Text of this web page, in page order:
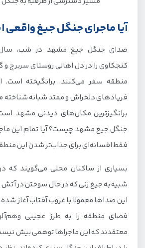
آیا ماجرای جنگل جیغ
صدای جنگل جیغ مشهد در شب،
کنجکاوی را در دل اهالی روستای سربرج و
منطقه سفر می‌کنند، برانگیخته است.
فریادهای دلخراش و ممتد شبانه
برانگیزترین مکان‌های دیدنی مشهد
جنگل جیغ مشهد چیست؟ آیا تمام این
فقط افسانه‌ای برای جذاب‌تر شدن این
بسیاری از ساکنان محلی می‌گویند که
شبیه به جیغ زنی که در حال سوختن در
این صداها معمولا با غروب آفتاب آغاز
فضای منطقه را به طرز عجیبی
معتقدند که این ماجراها توهمی بیش